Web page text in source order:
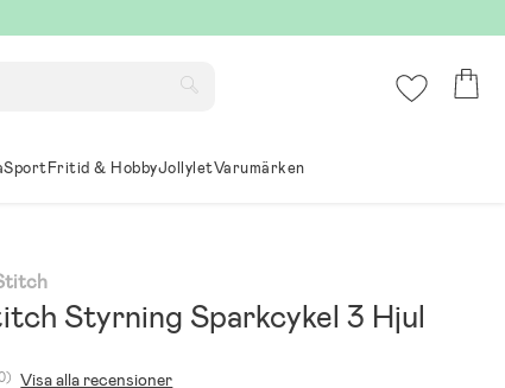
SportFritid & HobbyJollyletVarumärken
Styrning Sparkcykel 3 Hjul
Visa alla recensioner